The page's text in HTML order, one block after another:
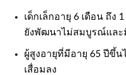
เด็กเล็กอายุ 6 เดือน ถึง
ยังพัฒนาไม่สมบูรณ์แล
ผู้สูงอายุที่มีอายุ 65 ปีขึ้น
เสื่อมลง